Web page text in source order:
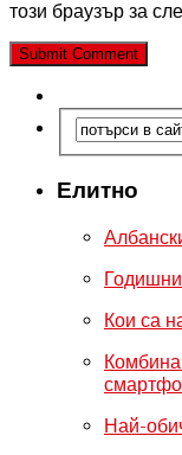
този браузър за
Елитно
Кои са
Най-